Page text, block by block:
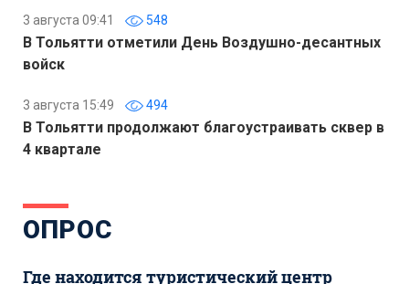
3 августа 09:41 548
В Тольятти отметили День Воздушно-десантных
войск
3 августа 15:49 494
В Тольятти продолжают благоустраивать сквер в
4 квартале
ОПРОС
Где находится туристический центр